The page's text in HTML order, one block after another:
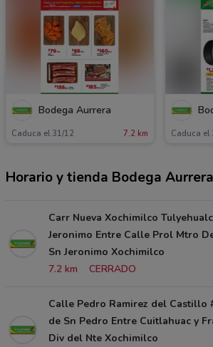
Bodega Aurrera
Caduca el 31/12 7.2 km Caduca el
Horario y tienda Bodega Aurrera
Carr Nueva Xochimilco
Jeronimo Entre Calle Prol Mtro
Sn Jeronimo Xochimilco
7.2 km
CERRADO
Calle Pedro Ramirez del Castillo
de Sn Pedro Entre Cuitlahuac y
Div del Nte Xochimilco